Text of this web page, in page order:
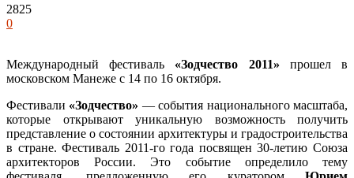
2825
0
Международный фестиваль «Зодчество 2011» прошел в
московском Манеже с 14 по 16 октября.
Фестивали «Зодчество» — события национального масштаба,
которые открывают уникальную возможность получить
представление о состоянии архитектуры и градостроительства
в стране. Фестиваль 2011-го года посвящен 30-летию Союза
архитекторов России. Это событие определило тему